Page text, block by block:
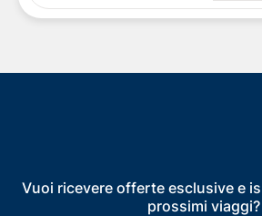
Vuoi ricevere offerte esclusive e
prossimi viaggi?